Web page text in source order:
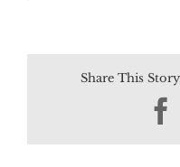
Share This